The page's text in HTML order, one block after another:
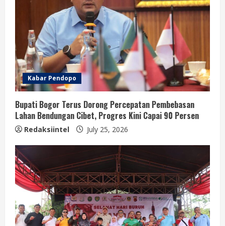
Kabar Pendopo
Bupati Bogor Terus Dorong Percepatan Pembebasan
Lahan Bendungan Cibet, Progres Kini Capai 90 Persen
Redaksiintel July 25, 2026